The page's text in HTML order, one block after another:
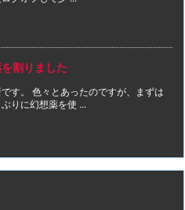
割りました
す。 色々とあったのですが、まずは
りに幻想薬を使 ...